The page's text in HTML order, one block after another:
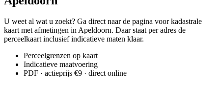
U weet al wat u zoekt? Ga direct naar de pagina voor kadastrale
kaart met afmetingen in Apeldoorn. Daar staat per adres de
perceelkaart inclusief indicatieve maten klaar.
Perceelgrenzen op kaart
Indicatieve maatvoering
PDF · actieprijs €9 · direct online